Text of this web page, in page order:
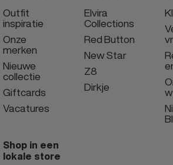
Outfit
inspiratie
Onze
merken
Nieuwe
collectie
Giftcards
Vacatures
Elvira
Collections
Red Button
New Star
Z8
Dirkje
Shop in een
lokale store